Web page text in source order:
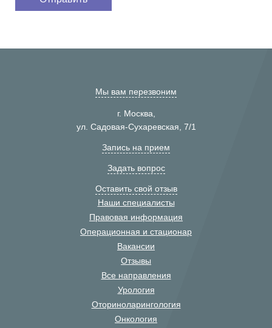
Мы вам перезвоним
г. Москва,
ул. Садовая-Сухаревская, 7/1
Запись на прием
Задать вопрос
Оставить свой отзыв
Наши специалисты
Правовая информация
Операционная и стационар
Вакансии
Отзывы
Все направления
Урология
Оториноларингология
Онкология